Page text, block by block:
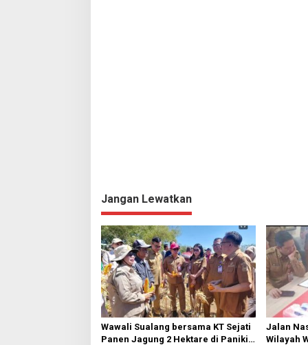
Jangan Lewatkan
Wawali Sualang bersama KT Sejati
Panen Jagung 2 Hektare di Paniki
Jalan
Wilayah